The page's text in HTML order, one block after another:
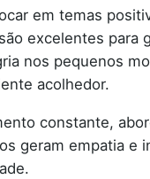
em temas
excelentes para
nos pequenos
acolhedor.
constante,
geram empatia e